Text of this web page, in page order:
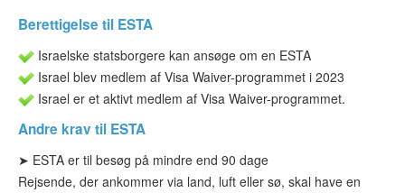
Berettigelse til ESTA
Israelske statsborgere kan ansøge om en ESTA
Israel blev medlem af Visa Waiver-programmet i 2023
Israel er et aktivt medlem af Visa Waiver-programmet.
Andre krav til ESTA
➤ ESTA er til besøg på mindre end 90 dage
Rejsende, der ankommer via land, luft eller sø, skal have en